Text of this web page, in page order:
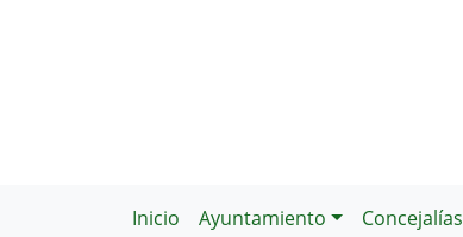
Inicio Ayuntamiento Concejalías